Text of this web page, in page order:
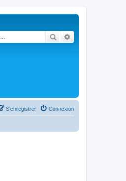
Rechercher
Connexion
S’enregistrer